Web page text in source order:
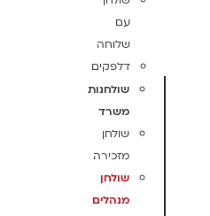
עם
שלוחה
דלפקים
שולחנות
משרד
שולחן
מזכירה
שולחן
מנהלים